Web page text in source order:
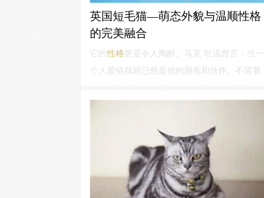
英国短毛猫—萌态外貌与温顺性格
的完美融合
它的性格 更是令人陶醉。马克·吐温曾言：当一
个人爱猫我就已然是他的朋友和伙伴。不需要
的守护者。在你感到疲惫时它会轻轻地蹭着...